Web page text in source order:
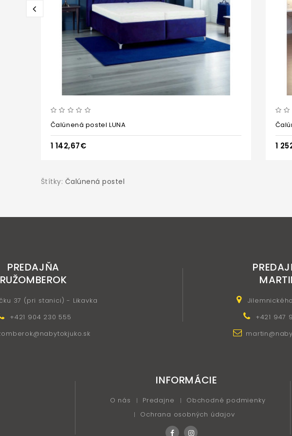
Čalúnená postel LUNA
1 142,67€ 1
Štítky: Čalúnená postel
PREDAJŇA
RUŽOMBEROK
37 (pri stanici) - Likavka
+421 904 230 555
+421 947
INFORMÁCIE
O nás Predajne
Obchodné podmienky
Ochrana osobných údajov